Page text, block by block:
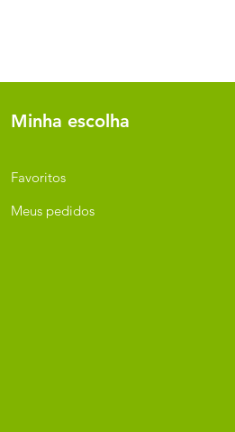
Minha escolha
Favoritos
Meus pedidos